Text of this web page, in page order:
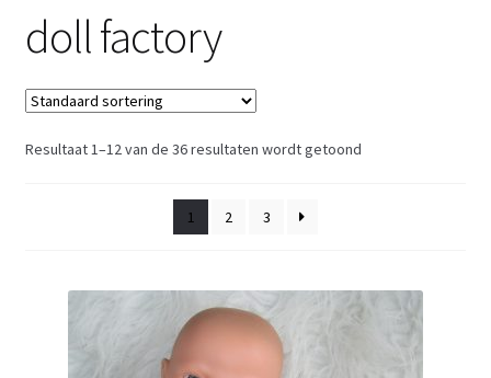
doll factory
Resultaat 1–12 van de 36 resultaten wordt getoond
1 2 3